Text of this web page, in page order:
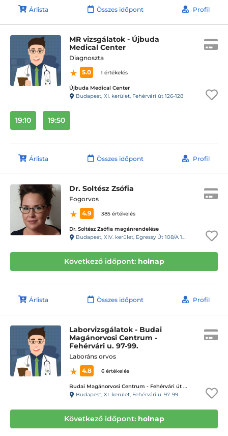
Árlista Összes időpont Profil
MR vizsgálatok - Újbuda
Medical Center
Diagnoszta
5.0
1 értékelés
Újbuda Medical Center
Budapest, XI. kerület, Fehérvári út 126-128
19:10 19:50
Árlista Összes időpont Profil
Dr. Soltész Zsófia
Fogorvos
4.9
385 értékelés
Dr. Soltész Zsófia magánrendelése
Budapest, XIV. kerület, Egressy Út 108/A 1.elmelet, 2. ajtó 23-as kapucsengő (Fogorvosi Rendelő)
Következő időpont: holnap
Árlista Összes időpont Profil
Laborvizsgálatok - Budai
Magánorvosi Centrum -
Fehérvári u. 97-99.
Laboráns orvos
4.8
6 értékelés
Budai Magánorvosi Centrum - Fehérvári út 97-99.
Budapest, XI. kerület, Fehérvári u. 97-99.
Következő időpont: holnap